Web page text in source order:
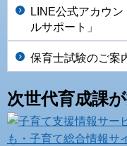
LINE公式アカウ
ルサポート」
保育士試験のご案
次世代育成課